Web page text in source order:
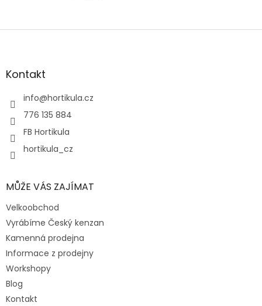
Z
aKontakt
info@hortikula.cz
776 135 884
FB Hortikula
hortikula_cz
MŮŽE VÁS ZAJÍMAT
Velkoobchod
Vyrábíme Český kenzan
Kamenná prodejna
Informace z prodejny
Workshopy
Blog
Kontakt